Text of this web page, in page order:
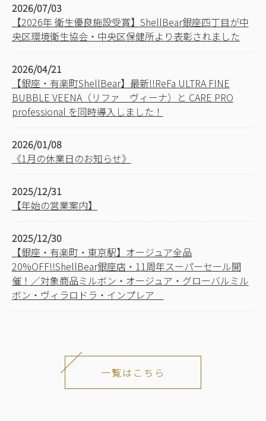
2026/07/03
【2026年 衛生優良施設受賞】ShellBear銀座四丁目が中
央区環境衛生協会・中央区保健所より表彰されました
2026/04/21
【銀座・有楽町ShellBear】最新!!ReFa ULTRA FINE
BUBBLE VEENA（リファ ヴィーナ）と CARE PRO
professional を同時導入しました！
2026/01/08
《1月の休業日のお知らせ》
2025/12/31
【年始の営業案内】
2025/12/30
【銀座・有楽町・東京駅】オージュア全品
20%OFF!!ShellBear銀座店・11周年スーパーセール開
催！／対象商品ミルボン・オージュア・グローバルミル
ボン・ヴィラロドラ・インプレア
一覧はこちら